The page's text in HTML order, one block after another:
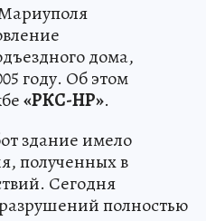
дома,
году. Об этом
«РКС-НР».
здание имело
полученных в
Сегодня
полностью